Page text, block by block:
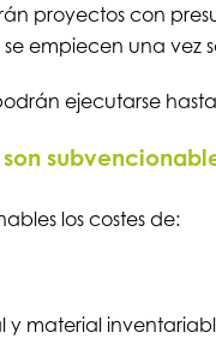
proyectos con
empiecen una vez
ejecutarse
los costes de:
y material